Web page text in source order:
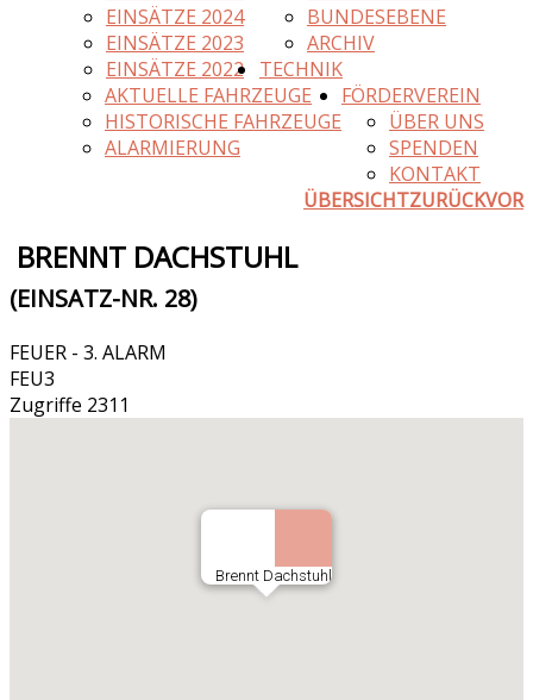
EINSÄTZE 2024
EINSÄTZE 2023
EINSÄTZE 2022
BUNDESEBENE
ARCHIV
TECHNIK
AKTUELLE FAHRZEUGE
HISTORISCHE FAHRZEUGE
ALARMIERUNG
FÖRDERVEREIN
ÜBER UNS
SPENDEN
KONTAKT
ÜBERSICHTZURÜCKVOR
BRENNT DACHSTUHL
(EINSATZ-NR. 28)
FEUER - 3. ALARM
FEU3
Zugriffe 2311
Brennt Dachstuhl